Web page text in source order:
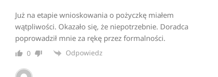
Już na etapie wnioskowania o pożyczkę miałem
wątpliwości. Okazało się, że niepotrzebnie. Doradca
poprowadził mnie za rękę przez formalności.
0 Odpowiedz